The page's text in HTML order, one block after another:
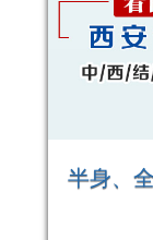
半身、